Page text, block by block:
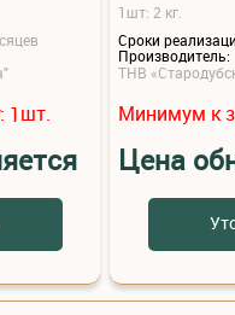
1шт.
1шт: 2 кг.
Сроки
Производитель:
ТНВ
Минимум к
Цена